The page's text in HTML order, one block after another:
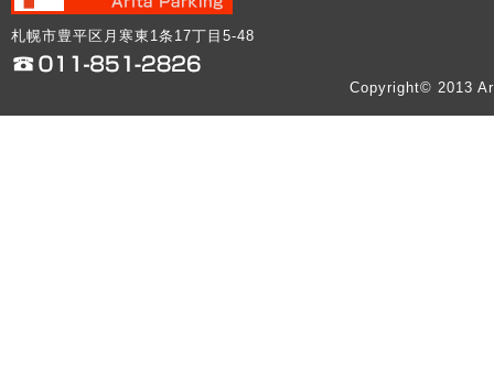
札幌市豊平区月寒東1条17丁目5-48
Copyright© 2013